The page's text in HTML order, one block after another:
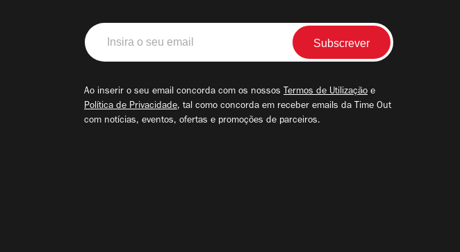
Insira
o
seu
Ao inserir o seu email concorda com os nossos Termos de Utilização e
Política de Privacidade, tal como concorda em receber emails da Time Out
com notícias, eventos, ofertas e promoções de parceiros.